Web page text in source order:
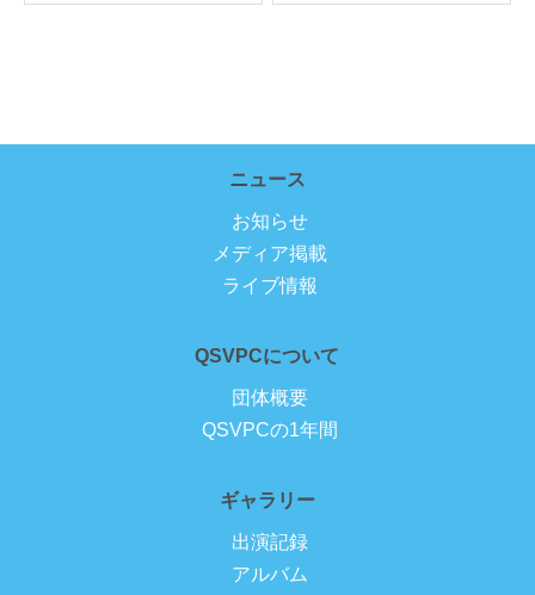
ニュース
お知らせ
メディア掲載
ライブ情報
QSVPCについて
団体概要
QSVPCの1年間
ギャラリー
出演記録
アルバム